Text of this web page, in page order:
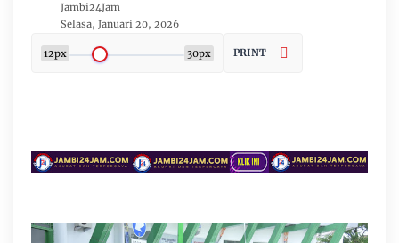
Jambi24Jam
Selasa, Januari 20, 2026
12px 30px PRINT